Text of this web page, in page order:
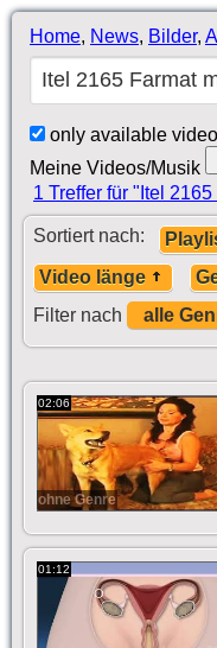
Home, News, Bilder,
only available
Meine Videos/Musik
1 Treffer für "Itel
Sortiert nach:
Video länge
Filter nach
02:06
ohne Genre
01:12